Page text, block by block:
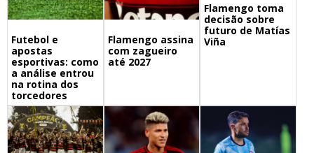
Futebol e
apostas
esportivas: como
a análise entrou
na rotina dos
torcedores
Flamengo assina
com zagueiro
até 2027
Flamengo toma
decisão sobre
futuro de Matías
Viña